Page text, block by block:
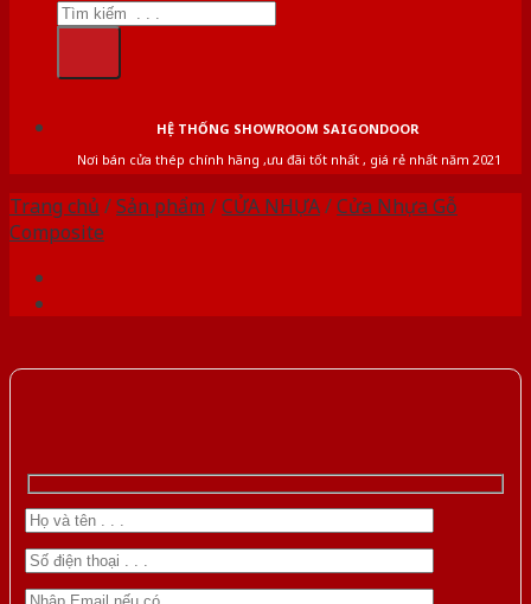
HỆ THỐNG SHOWROOM SAIGONDOOR
Nơi bán cửa thép chính hãng ,ưu đãi tốt nhất , giá rẻ nhất năm 2021
Trang chủ /Sản phẩm /CỬA NHỰA/Cửa Nhựa Gỗ
Composite